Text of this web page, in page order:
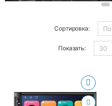
Сортировка:
Показать: